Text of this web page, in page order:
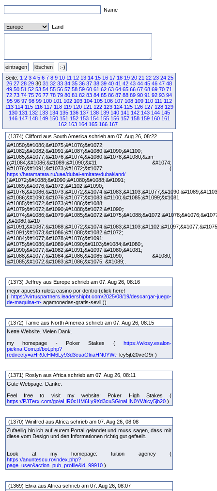
Name
Land
Seite: 1 2 3 4 5 6 7 8 9 10 11 12 13 14 15 16 17 18 19 20 21 22 23 24 25
26 27 28 29 30 31 32 33 34 35 36 37 38 39 40 41 42 43 44 45 46 47 48
49 50 51 52 53 54 55 56 57 58 59 60 61 62 63 64 65 66 67 68 69 70 71
72 73 74 75 76 77 78 79 80 81 82 83 84 85 86 87 88 89 90 91 92 93 94
95 96 97 98 99 100 101 102 103 104 105 106 107 108 109 110 111 112
113 114 115 116 117 118 119 120 121 122 123 124 125 126 127 128 129
130 131 132 133 134 135 136 137 138 139 140 141 142 143 144 145
146 147 148 149 150 151 152 153 154 155 156 157 158 159 160 161
162 163 164 165 166 167
(1374) Clifford aus South America schrieb am 07. Aug 26, 08:22
&#1050;&#1086;&#1075;&#1076;&#1072;
&#1082;&#1082;&#1091;&#1087;&#1080;&#1090;&#1100;
&#1085;&#1077;&#1076;&#1074;&#1080;&#1078;&#1080;&am-
p;#1084;&#1086;&#1089;&#1090;&#11 &#1074;
&#1076;&#1091;&#1073;&#1072;&#1077; (
https://hatamatata.ru/uae/dubai-emirate/dubai/land/
)&#1072;&#1088;&#1090;&#1080;&#1088;&#1091;
&#1089;&#1076;&#1072;&#1102;&#1090;,
&#1086;&#1090;&#1076;&#1077;&#1083;&#1100;&#1085;&#1099;&#1081;
&#1085;&#1072;&#1073;&#1086;&#1088;
&#1079;&#1072;&#1090;&#1088;&#1072;&#1090;:
;&#1080;&#10
&#1091;&#1073;&#1086;&#1088;&#1082;&#1072;
&#1084;&#1077;&#1078;&#1076;&#1091;
&#1075;&#1086;&#1089;&#1090;&#1103;&#1084;&#1080;,
&#1090;&#1077;&#1082;&#1091;&#1097;&#1080;&#1081;
&#1088;&#1077;&#1084;&#1086;&#1085;&#1090; &#1080;
&#1085;&#1072;&#1083;&#1086;&#1075; &#1089;.
(1373) Jeffrey aus Europe schrieb am 07. Aug 26, 08:16
mejor apuesta ruleta casino por dentro (click here!
( https://virtuspartners.leadershipbt.com/2025/08/19/descargar-juego-
de-maquina-tr- agamonedas-gratis-sevil ))
(1372) Tamie aus North America schrieb am 07. Aug 26, 08:15
Nette Website. Vielen Dank.
my homepage - Poker Stakes ( https://wlosy.esalon-
piekna.Com.pl/bot.php?
redirecty=aHR0cHM6Ly93d3cuaGlnaHN0YWt- lcy5jb20vcG9r )
(1371) Roslyn aus Africa schrieb am 07. Aug 26, 08:11
Gute Webpage. Danke.
Feel free to visit my website: Poker High Stakes (
https://P3Terx.com/go/aHR0cHM6Ly9Xd3cuSGlnaHN0YWtlcy5jb20 )
(1370) Winifred aus Africa schrieb am 07. Aug 26, 08:08
Zufaellig bin ich auf eurem Portal gelandet und muss sagen, dass mir
diese vom Design und den Informationen richtig gut gefaellt.
Look at my homepage: tuition agency (
https://anuntescu.ro/index.php?
page=user&action=pub_profile&id=99910 )
(1369) Elvia aus Africa schrieb am 07. Aug 26, 08:07